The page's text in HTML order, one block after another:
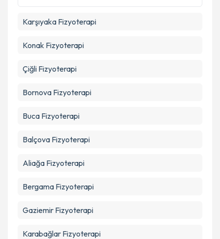
Karşıyaka Fizyoterapi
Konak Fizyoterapi
Çiğli Fizyoterapi
Bornova Fizyoterapi
Buca Fizyoterapi
Balçova Fizyoterapi
Aliağa Fizyoterapi
Bergama Fizyoterapi
Gaziemir Fizyoterapi
Karabağlar Fizyoterapi